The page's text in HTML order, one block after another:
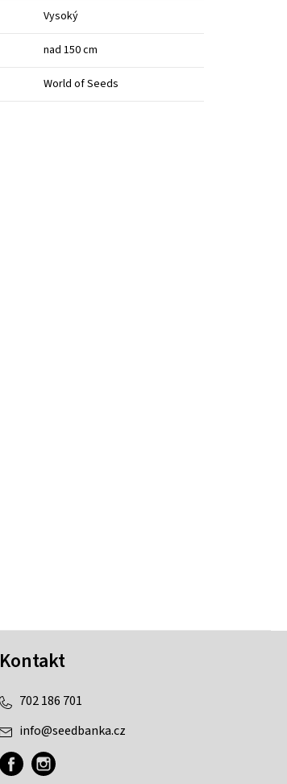
Vysoký
nad 150 cm
World of Seeds
Kontakt
info@seedbanka.cz
702 186 701